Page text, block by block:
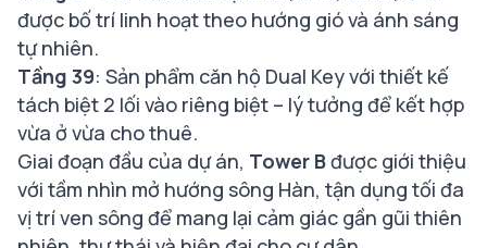
được bố trí linh hoạt theo hướng gió và ánh sáng
tự nhiên.
Tầng 39: Sản phẩm căn hộ Dual Key với thiết kế
tách biệt 2 lối vào riêng biệt – lý tưởng để kết hợp
vừa ở vừa cho thuê.
Giai đoạn đầu của dự án, Tower Bđược giới thiệu
với tầm nhìn mở hướng sông Hàn, tận dụng tối đa
vị trí ven sông để mang lại cảm giác gần gũi thiên